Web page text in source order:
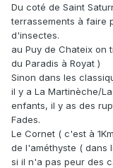
Du coté de Saint
terrassements à faire
d'insectes.
au Puy de Chateix on
du Paradis à Royat )
Sinon dans les
il y a La Martinèche/
enfants, il y as des
Fades.
Le Cornet ( c'est à
de l'améthyste ( dans
si il n'a pas peur des